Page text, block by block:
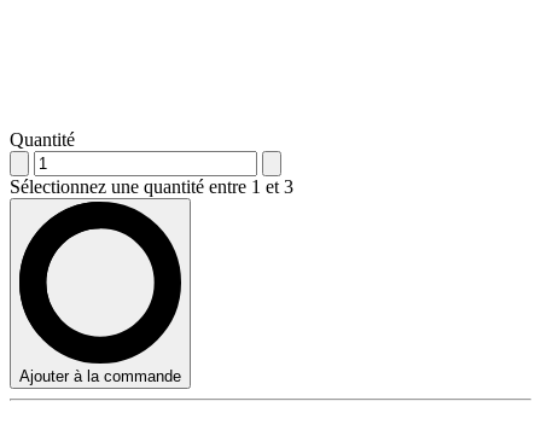
Quantité
Sélectionnez une quantité entre 1 et 3
Ajouter à la commande